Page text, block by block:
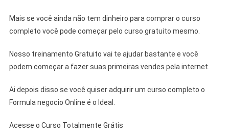
Mais se você ainda não tem dinheiro para comprar o curso
completo você pode começar pelo curso gratuito mesmo.
Nosso treinamento Gratuito vai te ajudar bastante e você
podem começar a fazer suas primeiras vendes pela internet.
Ai depois disso se você quiser adquirir um curso completo o
Formula negocio Online é o Ideal.
Acesse o Curso Totalmente Grátis